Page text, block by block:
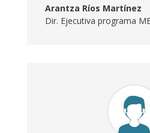
Arantza Ríos Martínez
Dir. Ejecutiva programa